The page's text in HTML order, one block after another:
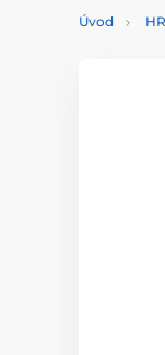
Úvod